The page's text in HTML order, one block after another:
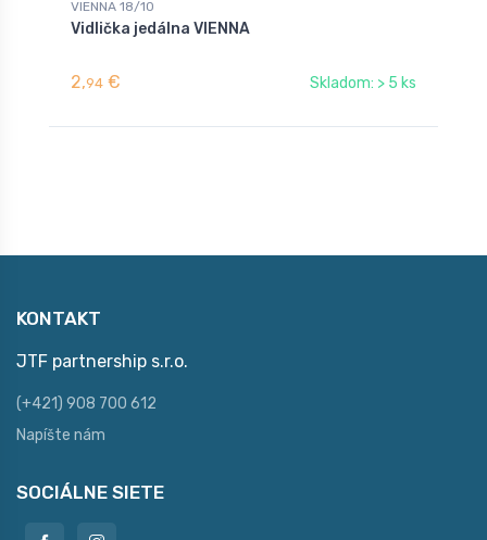
VIENNA 18/10
Vidlička jedálna VIENNA
2,94 € Skladom: > 5 ks
KONTAKT
JTF partnership s.r.o.
(+421) 908 700 612
Napíšte nám
SOCIÁLNE SIETE